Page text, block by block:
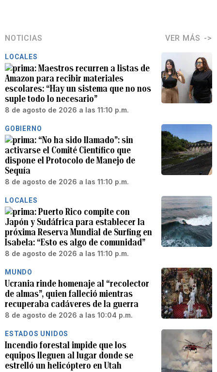
NOTICIAS VER MÁS
LOCALES
Maestros recurren a listas de
Amazon para recibir materiales
escolares: “Hay un sistema que no nos
suple todo lo necesario”
8 de agosto de 2026 a las 11:10 p.m.
GOBIERNO
“No ha sido llamado”: sin
activarse el Comité Científico que
dispone el Protocolo de Manejo de
Sequía
8 de agosto de 2026 a las 11:10 p.m.
LOCALES
Puerto Rico compite con
Japón y Sudáfrica para establecer la
próxima Reserva Mundial de Surfing en
Isabela: “Esto es algo de comunidad”
8 de agosto de 2026 a las 11:10 p.m.
MUNDO
Ucrania rinde homenaje al “recolector
de almas”, quien falleció mientras
recuperaba cadáveres de la guerra
8 de agosto de 2026 a las 10:04 p.m.
ESTADOS UNIDOS
Incendio forestal impide que los
equipos lleguen al lugar donde se
estrelló un helicóptero en Utah